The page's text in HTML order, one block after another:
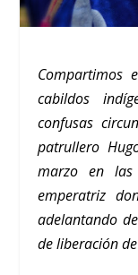
Compartimos
cabildos
confusas
patrullero
marzo en
emperatriz
adelantando
de liberación